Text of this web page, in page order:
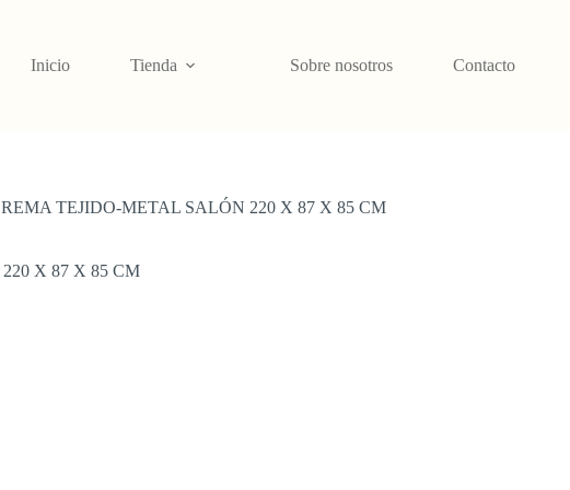
Inicio
Tienda Sobre nosotros Contacto
TEJIDO-METAL SALÓN 220 X 87 X 85 CM